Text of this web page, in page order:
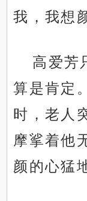
我，我想
高爱芳
算是肯定
时，老人
摩挲着他
颜的心猛